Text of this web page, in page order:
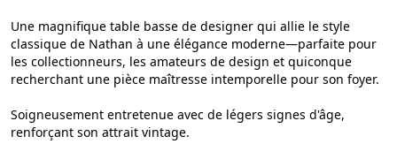
Une magnifique table basse de designer qui allie le style
classique de Nathan à une élégance moderne—parfaite pour
les collectionneurs, les amateurs de design et quiconque
recherchant une pièce maîtresse intemporelle pour son foyer.
Soigneusement entretenue avec de légers signes d'âge,
renforçant son attrait vintage.